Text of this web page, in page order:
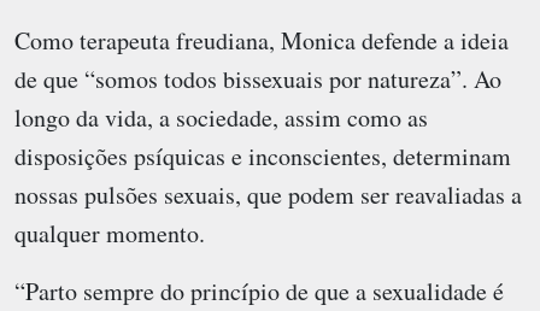
Como terapeuta freudiana, Monica defende a ideia
de que “somos todos bissexuais por natureza”. Ao
longo da vida, a sociedade, assim como as
disposições psíquicas e inconscientes, determinam
nossas pulsões sexuais, que podem ser reavaliadas a
qualquer momento.
“Parto sempre do princípio de que a sexualidade é